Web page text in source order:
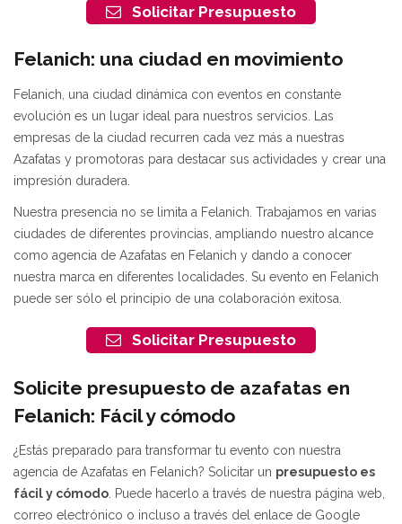
Solicitar Presupuesto
Felanich: una ciudad en movimiento
Felanich, una ciudad dinámica con eventos en constante
evolución es un lugar ideal para nuestros servicios. Las
empresas de la ciudad recurren cada vez más a nuestras
Azafatas y promotoras para destacar sus actividades y crear una
impresión duradera.
Nuestra presencia no se limita a Felanich. Trabajamos en varias
ciudades de diferentes provincias, ampliando nuestro alcance
como agencia de Azafatas en Felanich y dando a conocer
nuestra marca en diferentes localidades. Su evento en Felanich
puede ser sólo el principio de una colaboración exitosa.
Solicitar Presupuesto
Solicite presupuesto de azafatas en
Felanich: Fácil y cómodo
¿Estás preparado para transformar tu evento con nuestra
agencia de Azafatas en Felanich? Solicitar un presupuesto es
fácil y cómodo. Puede hacerlo a través de nuestra página web,
correo electrónico o incluso a través del enlace de Google